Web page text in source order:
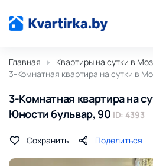
Главная
Квартиры на сутки в
3-Комнатная квартира на сутки в
3-Комнатная квартира на
Юности бульвар, 90 ID: 4393
Сохранить Поделиться